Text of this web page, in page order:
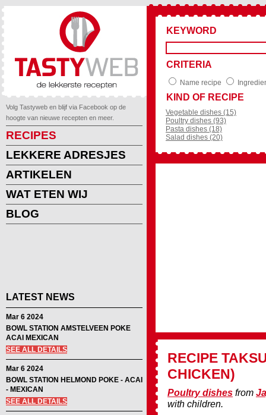
Volg Tastyweb en blijf via Facebook op de
hoogte van nieuwe recepten en meer.
RECIPES
LEKKERE ADRESJES
ARTIKELEN
WAT ETEN WIJ
BLOG
LATEST NEWS
Mar 6 2024
BOWL STATION AMSTELVEEN POKE
ACAI MEXICAN
SEE ALL DETAILS
Mar 6 2024
BOWL STATION HELMOND POKE - ACAI
- MEXICAN
SEE ALL DETAILS
KEYWORD
CRITERIA
Name recipe
KIND OF RECIPE
Vegetable dishes (15)
Poultry dishes (93)
Pasta dishes (18)
Salad dishes (20)
RECIPE
CHICKEN)
Poultry dishes from
with children.